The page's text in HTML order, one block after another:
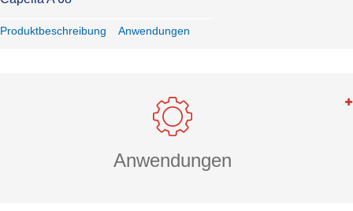
Produktbeschreibung Anwendungen
Anwendungen